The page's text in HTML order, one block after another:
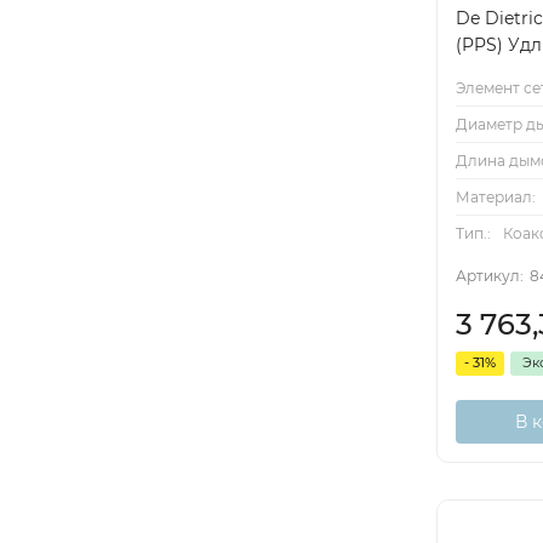
De
(PPS)
Элемент
Диаметр
Длина
Материал:
Тип.:
Артикул:
3
- 31%
В